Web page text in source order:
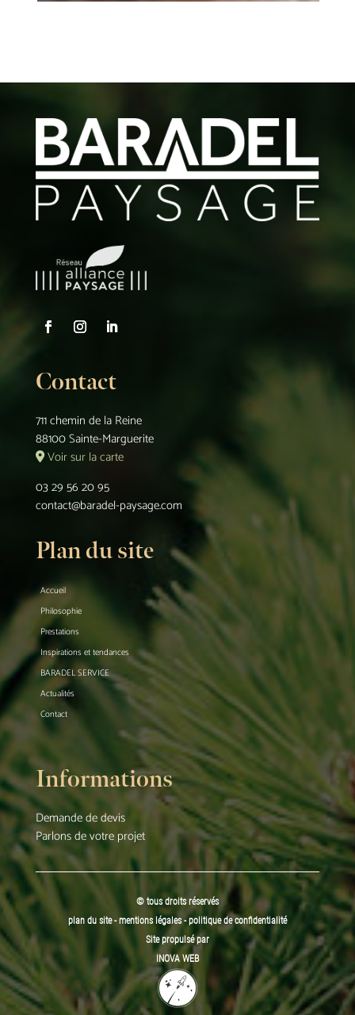
Contact
711 chemin de la Reine
88100 Sainte-Marguerite
Voir sur la carte
03 29 56 20 95
contact@baradel-paysage.com
Plan du site
Accueil
Philosophie
Prestations
Inspirations et tendances
BARADEL SERVICE
Actualités
Contact
Informations
Demande de devis
Parlons de votre projet
© tous droits réservés
plan du site-mentions légales -politique de confidentialité
Site propulsé par
INOVA WEB